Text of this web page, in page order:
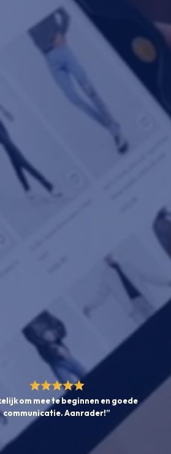
om mee te beginnen en goede
communicatie. Aanrader!”